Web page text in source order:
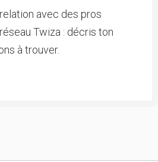
avec des pros
Twiza : décris ton
à trouver.